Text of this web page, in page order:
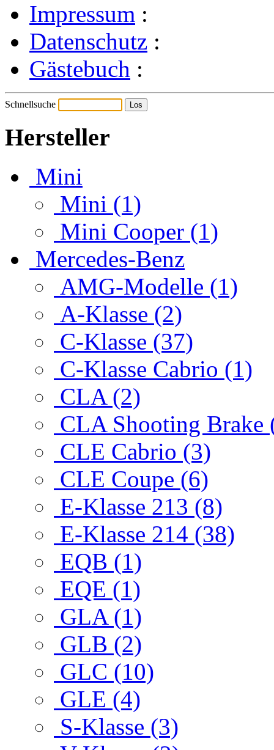
Impressum :
Datenschutz :
Gästebuch :
Schnellsuche
Hersteller
Mini
Mini (1)
Mini Cooper (1)
Mercedes-Benz
AMG-Modelle (1)
A-Klasse (2)
C-Klasse (37)
C-Klasse Cabrio (1)
CLA (2)
CLA Shooting Brake
CLE Cabrio (3)
CLE Coupe (6)
E-Klasse 213 (8)
E-Klasse 214 (38)
EQB (1)
EQE (1)
GLA (1)
GLB (2)
GLC (10)
GLE (4)
S-Klasse (3)